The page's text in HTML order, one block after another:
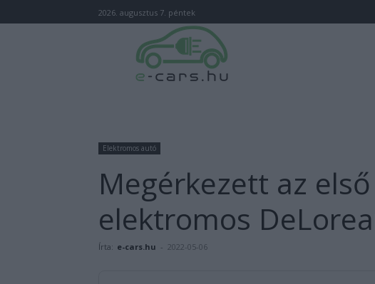
2026. augusztus 7. péntek
Elektromos autó
Megérkezett az
elektromos
Írta: e-cars.hu - 2022-05-06